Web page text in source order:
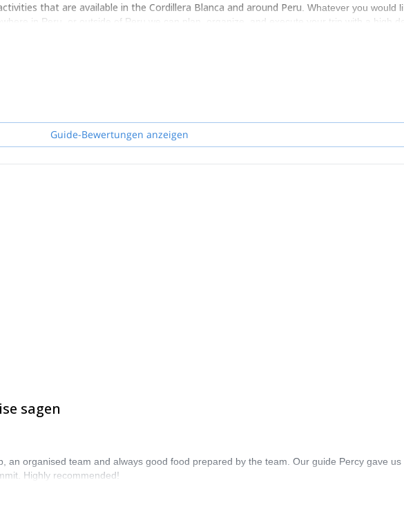
that are available in the Cordillera Blanca and around Peru . Whatever you would
in Peru, or outside of Peru we can plan, organize, and execute your trip with a high
of training and experience in the mountains to accomplish this.
along with all the different aspects of trip logistics in Peru
Guide-Bewertungen anzeigen
sagen
an organised team and always good food prepared by the team. Our guide Percy gave us
Highly recommended!